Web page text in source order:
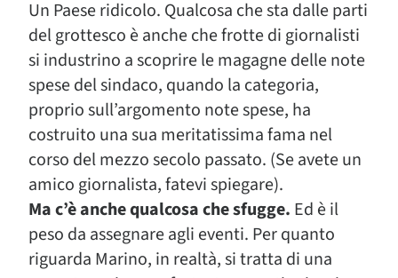
Un Paese ridicolo. Qualcosa che sta dalle parti
del grottesco è anche che frotte di giornalisti
si industrino a scoprire le magagne delle note
spese del sindaco, quando la categoria,
proprio sull’argomento note spese, ha
costruito una sua meritatissima fama nel
corso del mezzo secolo passato. (Se avete un
amico giornalista, fatevi spiegare).
Ma c’è anche qualcosa che sfugge. Ed è il
peso da assegnare agli eventi. Per quanto
riguarda Marino, in realtà, si tratta di una